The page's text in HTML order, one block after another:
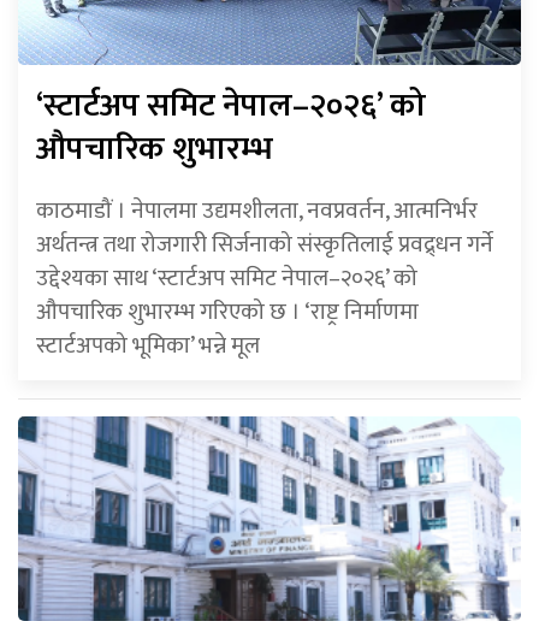
‘स्टार्टअप समिट नेपाल–२०२६’ को
औपचारिक शुभारम्भ
काठमाडौं । नेपालमा उद्यमशीलता, नवप्रवर्तन, आत्मनिर्भर
अर्थतन्त्र तथा रोजगारी सिर्जनाको संस्कृतिलाई प्रवद्र्धन गर्ने
उद्देश्यका साथ ‘स्टार्टअप समिट नेपाल–२०२६’ को
औपचारिक शुभारम्भ गरिएको छ । ‘राष्ट्र निर्माणमा
स्टार्टअपको भूमिका’ भन्ने मूल